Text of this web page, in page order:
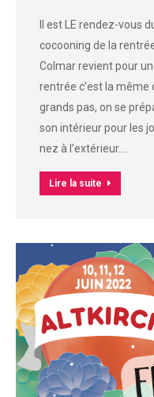
Il est LE rendez-vous
cocooning de la
Colmar revient pour
rentrée c’est la même
grands pas, on se
son intérieur pour les
nez à l’extérieur.…
Lire la suite